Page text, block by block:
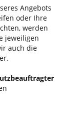
Angebots
oder Ihre
werden
jeweiligen
auch die